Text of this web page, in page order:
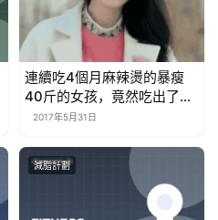
連續吃4個月麻辣燙的暴瘦
40斤的女孩，竟然吃出了厭
食症！
2017年5月31日
減脂計劃